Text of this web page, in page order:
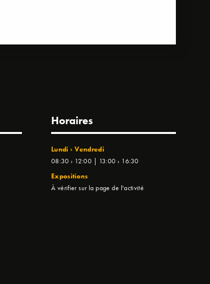
Horaires
Lundi › Vendredi
08:30 › 12:00 | 13:00 › 16:30
Expositions
À vérifier sur la page de l'activité